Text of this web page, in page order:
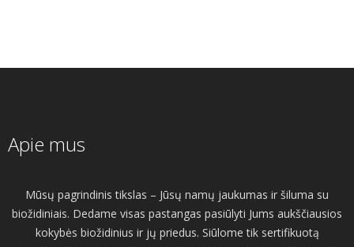
Apie mus
Mūsų pagrindinis tikslas – Jūsų namų jaukumas ir šiluma su
biožidiniais. Dedame visas pastangas pasiūlyti Jums aukščiausios
kokybės biožidinius ir jų priedus. Siūlome tik sertifikuotą